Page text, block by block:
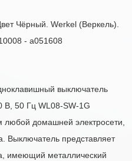
Чёрный. Werkel (Веркель).
- a051608
выключатель
В, 50 Гц WL08-SW-1G
домашней электросети,
Выключатель представляет
имеющий металлический